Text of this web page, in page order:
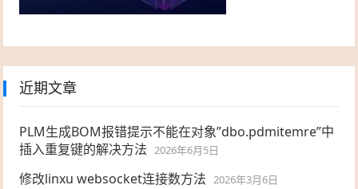
近期文章
PLM生成BOM报错提示不能在对象”dbo.pdmitemre”中
插入重复键的解决方法 2026年6月5日
修改linxu websocket连接数方法 2026年3月6日